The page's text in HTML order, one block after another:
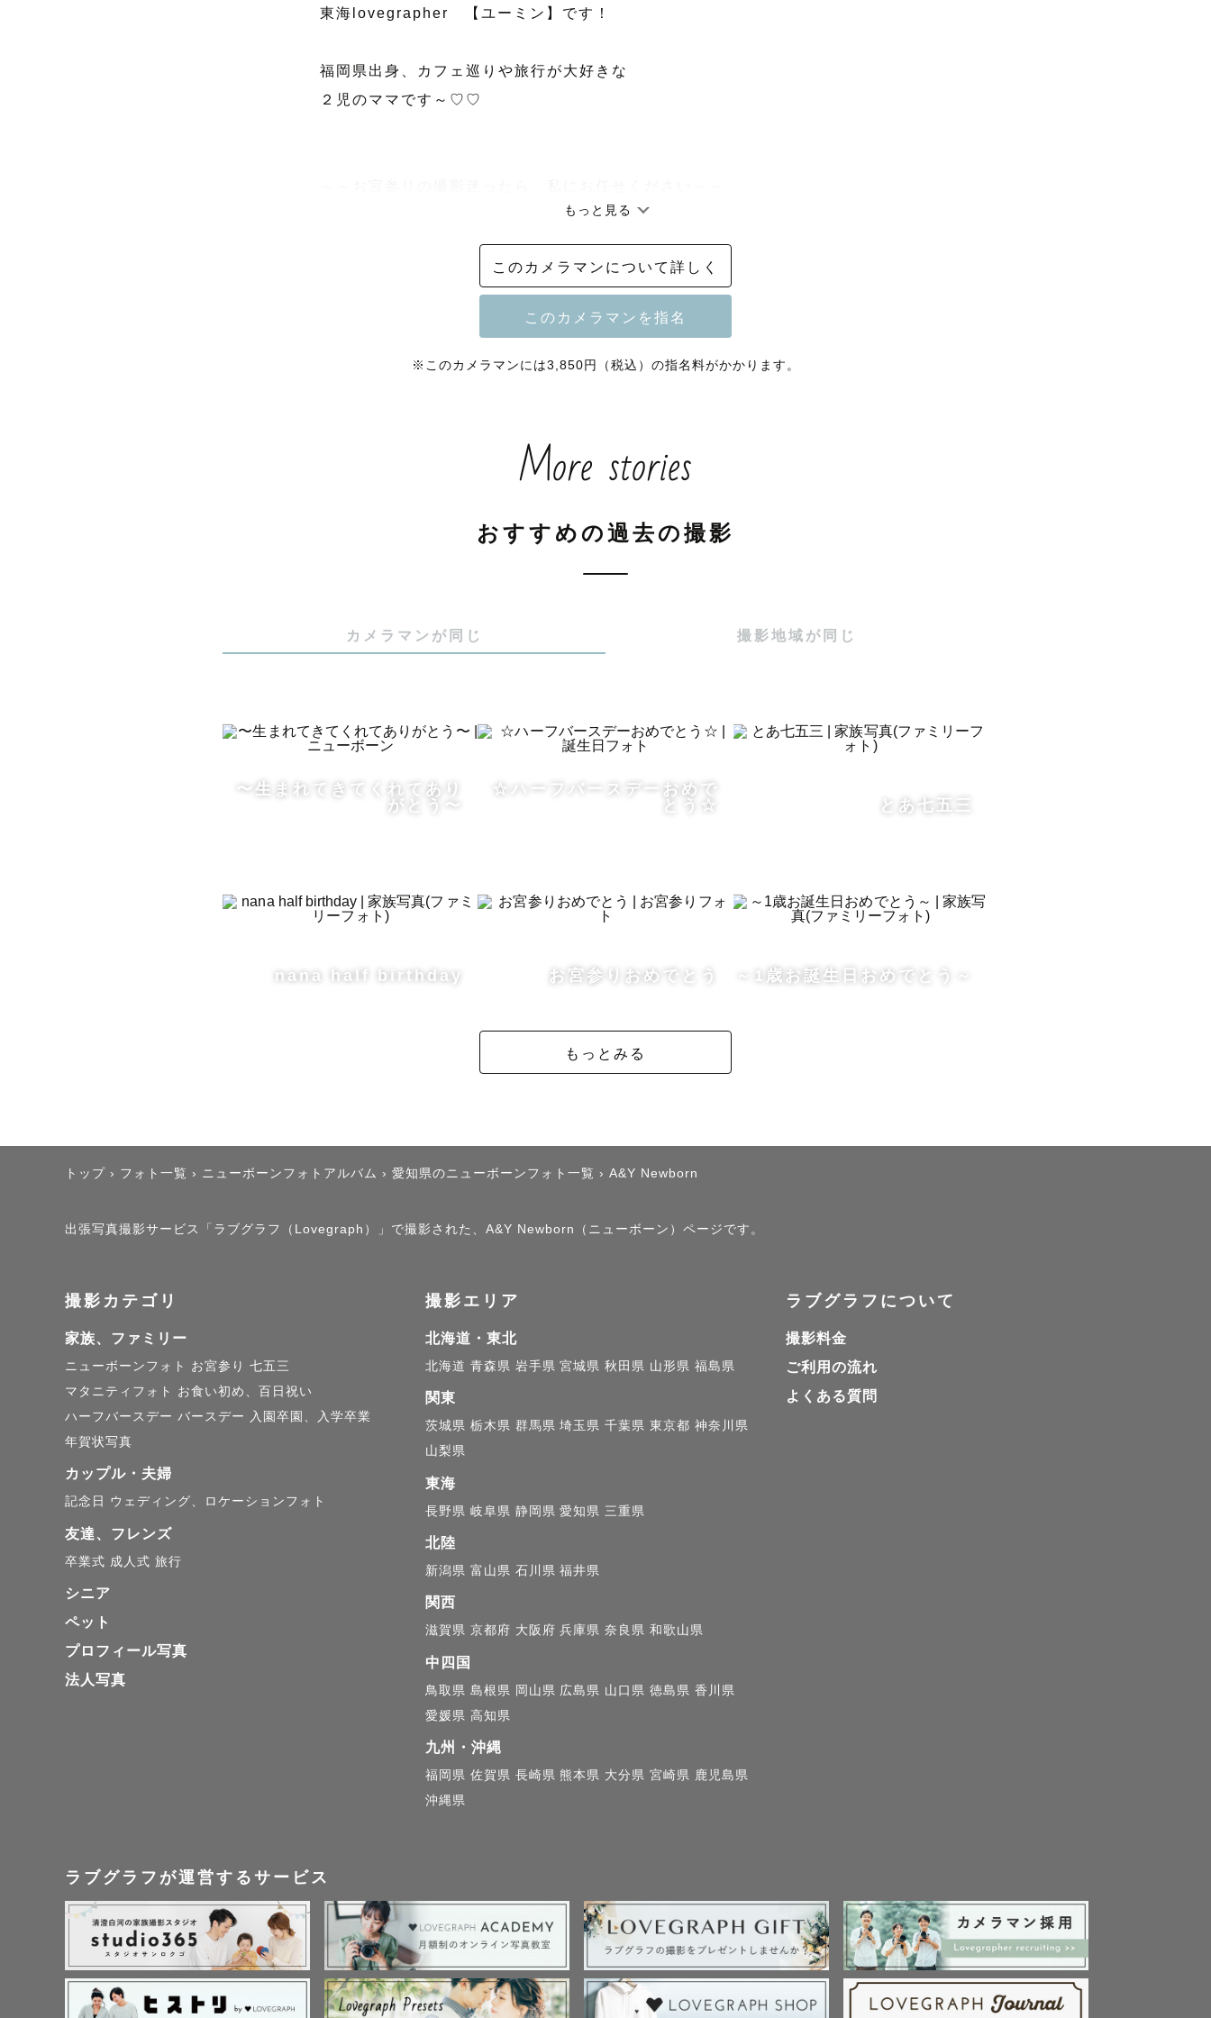
東海lovegrapher　【ユーミン】です！
福岡県出身、カフェ巡りや旅行が大好きな
２児のママです～♡♡
・ゲスト様のペースに合わせて撮影します
（お子様がぐずってしまっても、ミルクタイムやオムツタイムも
きちんと取ります♡安心してくださいね）
・ご希望のポーズや雰囲気に沿った撮影します
安心して任せてください♡（熱田神宮は指定の業者以外は撮影できません）
【家族のほっこり写真】を得意としています。
某スタジオ撮影会社にも勤務していますので
西三河に住んでいます。
小道具（布、リボンの髪飾り、和傘など）も用意します。
☆☆☆☆☆☆☆カメラマンはユーミン♪推しポイント☆☆☆☆☆☆☆☆
①撮りたい写真をヒアリング
（お客様にとって理想の写真てありますよね？
あらかじめ聞いてお客様の撮って欲しいお写真に近づけます。
お任せしますなら、全然それでもオッケーです！）
②明るい気持ちになれる
（お客様大好き、カメラ大好きなユーミンです！
楽しく撮っているので、お客様も笑顔になるわーと好評いただいています）
（東京の日本橋駅の構内にリンナイ様のコンテストに選ばれた写真が１年間掲
☆☆☆☆☆☆☆☆☆☆☆☆☆☆☆☆☆☆☆☆☆☆☆☆☆☆☆☆☆☆☆☆
もっと見る
このカメラマンについて詳しく
※このカメラマンには3,850円（税込）の指名料がかかります。
More stories
おすすめの過去の撮影
カメラマンが同じ 撮影地域が同じ
〜生まれてきてくれてあり
がとう〜
☆ハーフバースデーおめで
とう☆
とあ七五三
nana half birthday お宮参りおめでとう ～1歳お誕生日おめでとう～
もっとみる
トップ › フォト一覧 › ニューボーンフォトアルバム › 愛知県のニューボーンフォト一覧 › A&Y Newborn
出張写真撮影サービス「ラブグラフ（Lovegraph）」で撮影された、A&Y Newborn（ニューボーン）ページです。
撮影カテゴリ
家族、ファミリー
ニューボーンフォト お宮参り 七五三
マタニティフォト
お食い初め、百日祝い
ハーフバースデー バースデー
入園卒園、入学卒業
年賀状写真
カップル・夫婦
記念日 ウェディング、ロケーションフォト
友達、フレンズ
卒業式 成人式 旅行
シニア
ペット
プロフィール写真
法人写真
撮影エリア
北海道・東北
北海道 青森県 岩手県 宮城県 秋田県 山形県 福島県
関東
茨城県 栃木県 群馬県 埼玉県 千葉県 東京都 神奈川県
山梨県
東海
長野県 岐阜県 静岡県 愛知県 三重県
北陸
新潟県 富山県 石川県 福井県
関西
滋賀県 京都府 大阪府 兵庫県 奈良県 和歌山県
中四国
鳥取県 島根県 岡山県 広島県 山口県 徳島県 香川県
愛媛県 高知県
九州・沖縄
福岡県 佐賀県 長崎県 熊本県 大分県 宮崎県 鹿児島県
沖縄県
ラブグラフについて
撮影料金
ご利用の流れ
よくある質問
ラブグラフが運営するサービス